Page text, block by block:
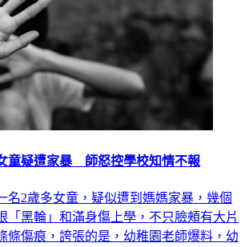
童疑遭家暴 師怒控學校知情不報
名2歲多女童，疑似遭到媽媽家暴，幾個
「黑輪」和滿身傷上學，不只臉頰有大片
條傷痕，誇張的是，幼稚園老師爆料，幼